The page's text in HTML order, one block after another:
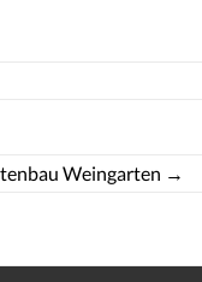
Weingarten →